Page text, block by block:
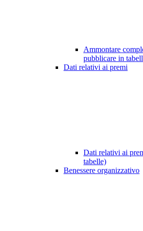
Ammontare
pubblicare in
Dati relativi ai premi
Dati relativi ai
tabelle)
Benessere organizzativo